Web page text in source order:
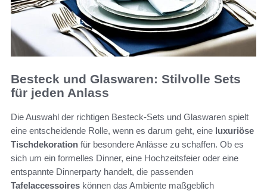
Besteck und Glaswaren: Stilvolle Sets
für jeden Anlass
Die Auswahl der richtigen Besteck-Sets und Glaswaren spielt
eine entscheidende Rolle, wenn es darum geht, eine luxuriöse
Tischdekoration für besondere Anlässe zu schaffen. Ob es
sich um ein formelles Dinner, eine Hochzeitsfeier oder eine
entspannte Dinnerparty handelt, die passenden
Tafelaccessoires können das Ambiente maßgeblich